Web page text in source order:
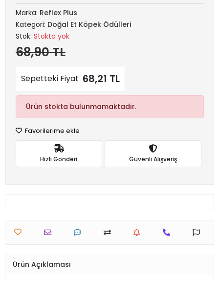
Marka: Reflex Plus
Kategori: Doğal Et Köpek Ödülleri
Stok: Stokta yok
68,90 TL
Sepetteki Fiyat 68,21 TL
Ürün stokta bulunmamaktadır.
Favorilerime ekle
Hızlı Gönderi Güvenli Alışveriş
Ürün Açıklaması